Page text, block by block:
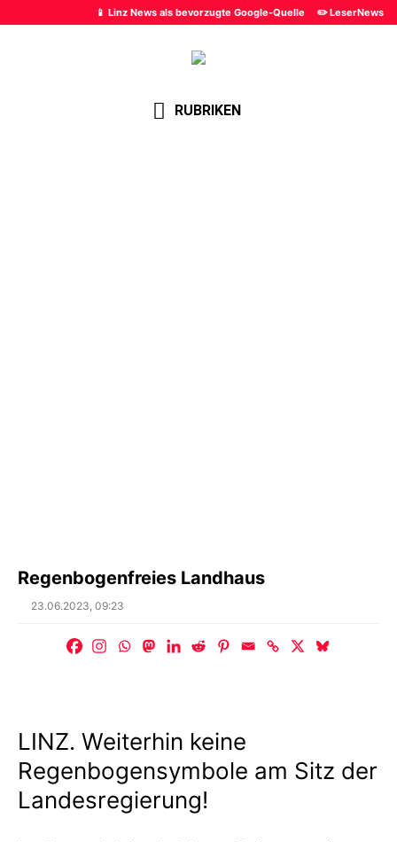
📱 Linz News als bevorzugte Google-Quelle ✏️ LeserNews
RUBRIKEN
Regenbogenfreies Landhaus
Posted
23.06.2023, 09:23
LINZ. Weiterhin keine
Regenbogensymbole am Sitz der
Landesregierung!